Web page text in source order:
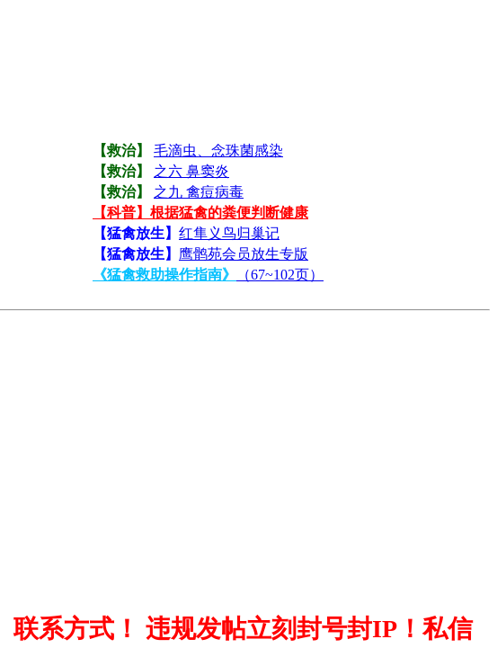
【救治】 毛滴虫、念珠菌感染
【救治】 之六 鼻窦炎
【救治】 之九 禽痘病毒
【科普】根据猛禽的粪便判断健康
【猛禽放生】 红隼义鸟归巢记
【猛禽放生】 鹰鹘苑会员放生专版
《猛禽救助操作指南》 （67~102页）
联系方式！ 违规发帖立刻封号封IP！私信